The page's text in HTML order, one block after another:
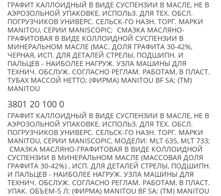
ГРАФИТ КАЛЛОИДНЫЙ В ВИДЕ СУСПЕНЗИИ В МАСЛЕ, НЕ В
АЭРОЗОЛЬНОЙ УПАКОВКЕ, ИСПОЛЬЗ. ДЛЯ ТЕХ. ОБСЛ.
ПОГРУЗЧИКОВ УНИВЕРС. СЕЛЬСК-ГО НАЗН. ТОРГ. МАРКИ
MANITOU, СЕРИИ MANISCOPIC; СМАЗКА МАСЛЯНО-
ГРАФИТОВАЯ В ВИДЕ КОЛЛОИДНОЙ СУСПЕНЗИИ В
МИНЕРАЛЬНОМ МАСЛЕ (МАС. ДОЛЯ ГРАФИТА 30-42%,
ЧЕРНАЯ, ИСП. ДЛЯ ДЕТАЛЕЙ СТРЕЛЫ, ПОДШИПН. И
ПАЛЬЦЕВ - НАИБОЛЕЕ НАГРУЖ. УЗЛА МАШИНЫ ДЛЯ
ТЕХНИЧ. ОБСЛУЖ. СОГЛАСНО РЕГЛАМ. РАБОТАМ, В ПЛАСТ.
ТУБАХ МАССОЙ НЕТТО; (ФИРМА) MANITOU BF SA; (TM)
MANITOU
3801 20 100 0
ГРАФИТ КАЛЛОИДНЫЙ В ВИДЕ СУСПЕНЗИИ В МАСЛЕ, НЕ В
АЭРОЗОЛЬНОЙ УПАКОВКЕ, ИСПОЛЬЗ. ДЛЯ ТЕХ. ОБСЛ.
ПОГРУЗЧИКОВ УНИВЕРС. СЕЛЬСК-ГО НАЗН. ТОРГ. МАРКИ
MANITOU, СЕРИИ MANISCOPIC, МОДЕЛИ: MLT 635, MLT 733;
СМАЗКА МАСЛЯНО-ГРАФИТОВАЯ В ВИДЕ КОЛЛОИДНОЙ
СУСПЕНЗИИ В МИНЕРАЛЬНОМ МАСЛЕ (МАССОВАЯ ДОЛЯ
ГРАФИТА 30-42%) , ИСП. ДЛЯ ДЕТАЛЕЙ СТРЕЛЫ, ПОДШИПН.
И ПАЛЬЦЕВ - НАИБОЛЕЕ НАГРУЖ. УЗЛА МАШИНЫ ДЛЯ
ТЕХНИЧ. ОБСЛУЖ. СОГЛАСНО РЕГЛАМ. РАБОТАМ, В ПЛАСТ.
УПАК. ОБЪЕМ-5 Л; (ФИРМА) MANITOU BF SA; (TM) MANITOU